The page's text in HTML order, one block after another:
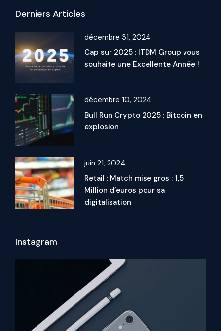
Derniers Articles
décembre 31, 2024
Cap sur 2025 : ITDM Group vous
souhaite une Excellente Année !
décembre 10, 2024
Bull Run Crypto 2025 : Bitcoin en
explosion
juin 21, 2024
Retail : Match mise gros : 1,5
Million d’euros pour sa
digitalisation
Instagram